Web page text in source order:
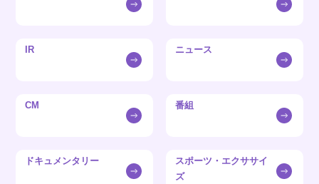
IR ニュース
CM 番組
ドキュメンタリー
スポーツ・エクササイ
ズ